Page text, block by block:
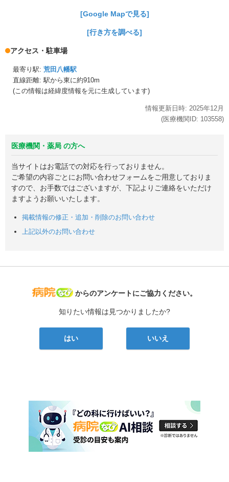
[Google Mapで見る]
[行き方を調べる]
アクセス・駐車場
最寄り駅: 荒田八幡駅
直線距離: 駅から東に約910m
(この情報は経緯度情報を元に生成しています)
情報更新日時: 2025年12月
(医療機関ID: 103558)
医療機関・薬局 の方へ
当サイトはお電話での対応を行っておりません。
ご希望の内容ごとにお問い合わせフォームをご用意しておりま
すので、お手数ではございますが、下記よりご連絡をいただけ
ますようお願いいたします。
掲載情報の修正・追加・削除のお問い合わせ
上記以外のお問い合わせ
病院なび
からのアンケートにご協力ください。
知りたい情報は見つかりましたか?
はい いいえ